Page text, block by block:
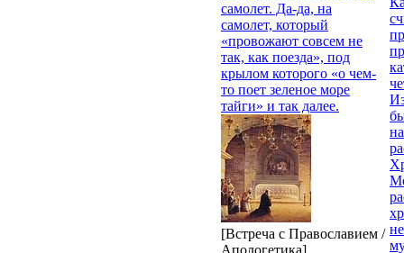
самолет. Да-да, на
самолет, который
«провожают совсем не
так, как поезда», под
крылом которого «о чем-
то поет зеленое море
тайги» и так далее.
[Встреча с Православием /
Апологетика]